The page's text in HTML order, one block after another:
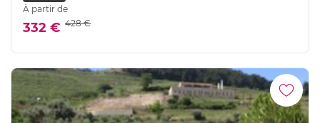
À partir de
332 € 428 €